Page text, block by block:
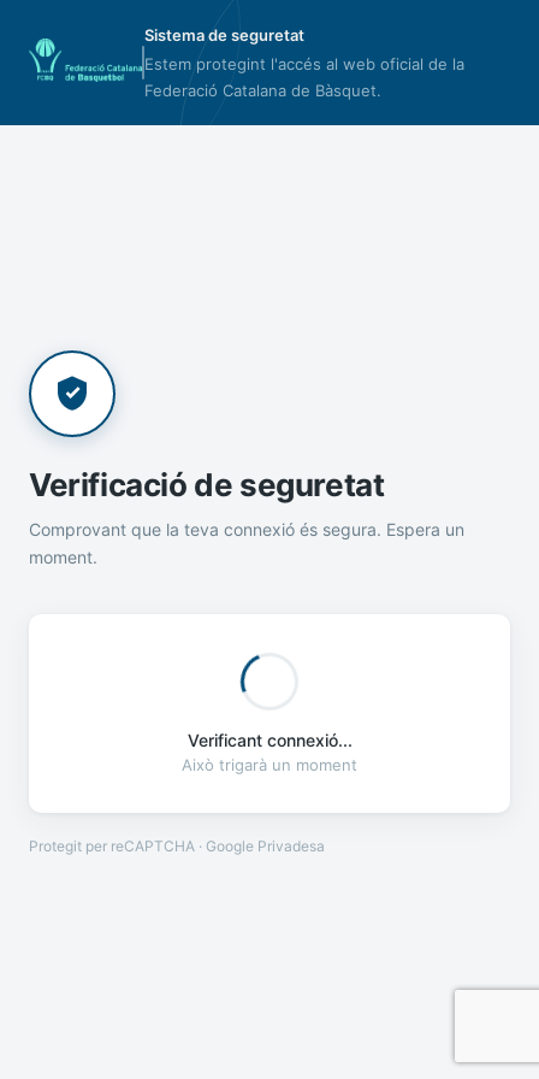
Sistema de seguretat
Estem protegint l'accés al web oficial de la
Federació Catalana de Bàsquet.
Verificació de seguretat
Comprovant que la teva connexió és segura. Espera un
moment.
Verificant connexió...
Això trigarà un moment
Protegit per reCAPTCHA · Google Privadesa